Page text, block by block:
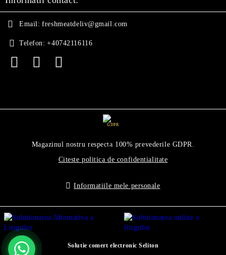
Email: freshmeatdeliv@gmail.com
Telefon: +40742116116
GDPR
Magazinul nostru respecta 100% prevederile GDPR.
Citeste politica de confidentialitate
Informatiile mele personale
Solutie comert electronic Seliton